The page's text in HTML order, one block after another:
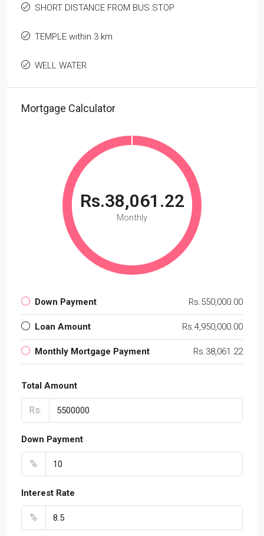
SHORT DISTANCE FROM BUS STOP
TEMPLE within 3 km
WELL WATER
Mortgage Calculator
Rs.38,061.22
Monthly
Down Payment Rs.550,000.00
Loan Amount Rs.4,950,000.00
Monthly Mortgage Payment Rs.38,061.22
Total Amount
Rs.
Down Payment
%
Interest Rate
%